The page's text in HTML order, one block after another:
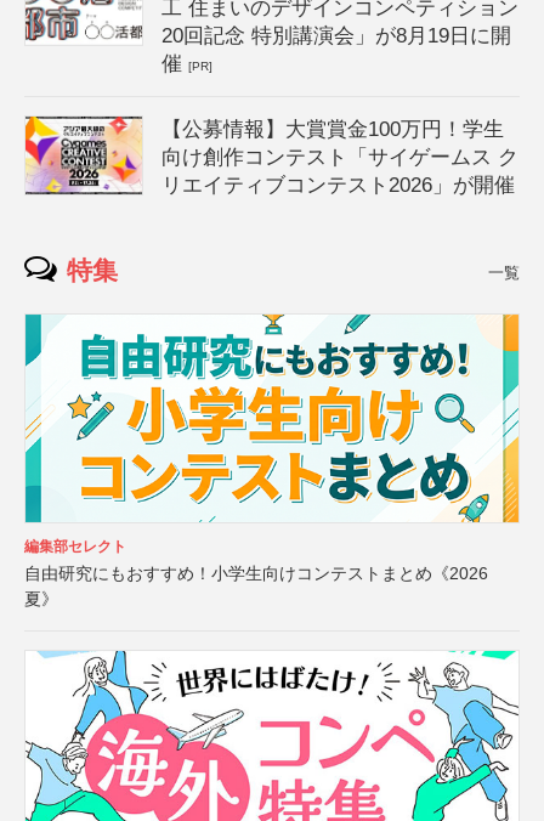
工 住まいのデザインコンペティション
20回記念 特別講演会」が8月19日に開
催[PR]
【公募情報】大賞賞金100万円！学生
向け創作コンテスト「サイゲームス ク
リエイティブコンテスト2026」が開催
特集 一覧
編集部セレクト
自由研究にもおすすめ！小学生向けコンテストまとめ《2026
夏》